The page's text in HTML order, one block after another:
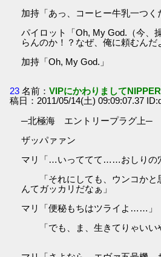
加持「あっ、コーヒー牛乳一つく
パイロット「Oh, My God.（今、
らんのか！？なぜ、俺に頼むんだ
加持「Oh, My God.」
23 名前：VIPにかわりまして
稿日：2011/05/14(土) 09:09:07.37
─北極海 エントリープラグ上─
ザッパァァン
マリ「…いっててて……おしりの
「それにしても、ウンコかと
んてガッカリだなぁ」
マリ「便秘もちはツライよ……」
「でも、ま、生きてりゃいい